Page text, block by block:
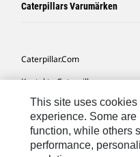
Caterpillars Varumärken
Caterpillar.com
Kontakta Caterpillar
Mina
Platskarta
Cookie Settings
This site uses
experience. Some
function, while others
performance,